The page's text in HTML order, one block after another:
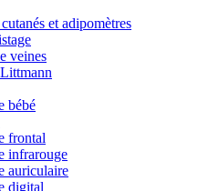
et adipomètres
veines
bébé
frontal
infrarouge
auriculaire
digital